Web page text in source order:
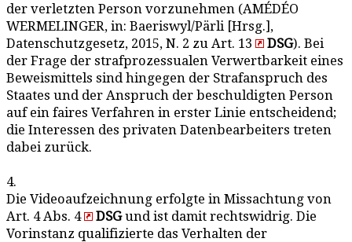
der verletzten Person vorzunehmen (AMÉDÉO
WERMELINGER, in: Baeriswyl/Pärli [Hrsg.],
Datenschutzgesetz, 2015, N. 2 zu Art. 13
DSG). Bei
der Frage der strafprozessualen Verwertbarkeit eines
Beweismittels sind hingegen der Strafanspruch des
Staates und der Anspruch der beschuldigten Person
auf ein faires Verfahren in erster Linie entscheidend;
die Interessen des privaten Datenbearbeiters treten
dabei zurück.
4.
Die Videoaufzeichnung erfolgte in Missachtung von
Art. 4 Abs. 4
DSGund ist damit rechtswidrig. Die
Vorinstanz qualifizierte das Verhalten der